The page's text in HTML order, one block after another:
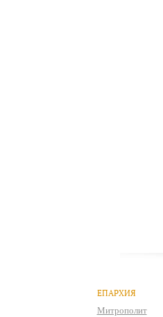
ЕПАРХИЯ
Митрополит